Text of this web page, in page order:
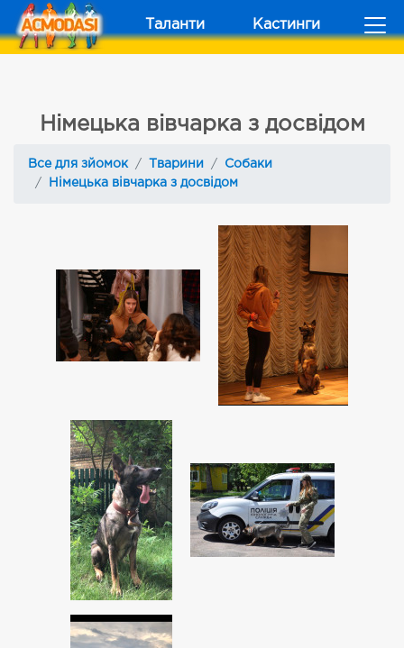
Таланти Кастинги
Німецька вівчарка з досвідом
Все для зйомок Тварини
Собаки
Німецька вівчарка з досвідом